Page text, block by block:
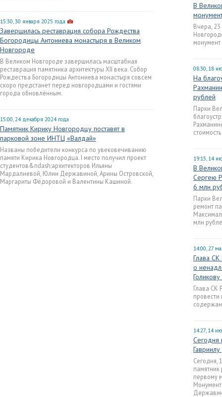
15:30, 30 января 2025 года
Завершилась реставрация собора Рождества
Богородицы Антониева монастыря в Великом
Новгороде
В Великом Новгороде завершилась масштабная
реставрация памятника архитектуры XII века. Собор
Рождества Богородицы Антониева монастыря совсем
скоро предстанет перед новгородцами и гостями
города обновлённым.
15:00, 24 декабря 2024 года
Памятник Кирику Новгородцу поставят в
парковой зоне ИНТЦ «Валдай»
Названы победители конкурса по увековечиванию
памяти Кирика Новгородца. I место получил проект
студентов&ndash;архитекторов Ильяны
Мардалиевой, Юлии Державиной, Арины Островской,
Маргариты Фёдоровой и Валентины Кашиной.
В
Вчера, 23
08:30, 18
На
рублей
Парки
19:15, 14
В
Сергею
6 млн
Парки
ремонт
млн
14:00, 27
Глава
о
Глава СК
14:27, 14
Сегодня
Сегодня,
памятник
первому